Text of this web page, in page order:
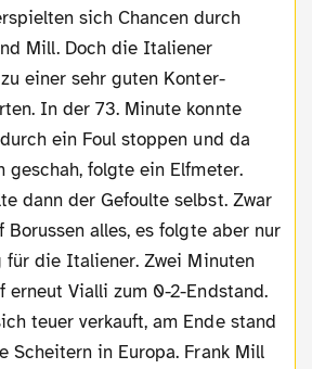
sich Chancen durch
Mill. Doch die Italiener
einer sehr guten Konter-
In der 73. Minute konnte
ein Foul stoppen und da
geschah, folgte ein Elfmeter.
dann der Gefoulte selbst. Zwar
alles, es folgte aber nur
für die Italiener. Zwei Minuten
erneut Vialli zum 0-2-Endstand.
teuer verkauft, am Ende stand
Scheitern in Europa. Frank Mill